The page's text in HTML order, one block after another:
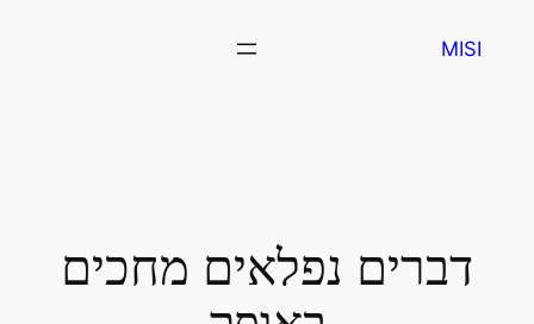
MISI
דברים נפלאים מחכים